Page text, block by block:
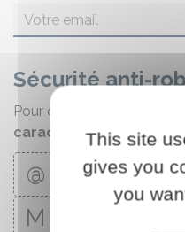
Sécurité anti-
Pour continuer, merci de
caractères spéciauxde
@ # C D
M
This site
gives you
you